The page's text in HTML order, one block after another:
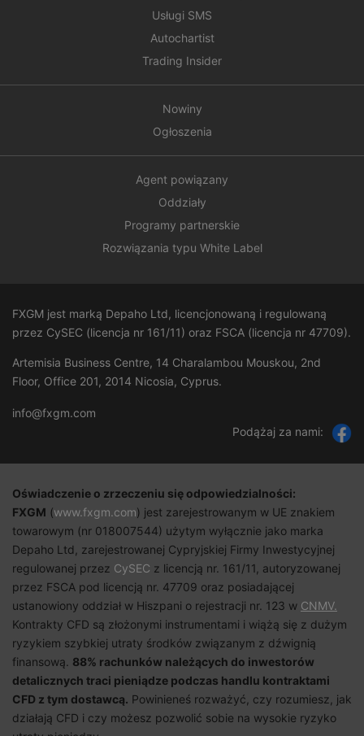
Usługi SMS
Autochartist
Trading Insider
Nowiny
Ogłoszenia
Agent powiązany
Oddziały
Programy partnerskie
Rozwiązania typu White Label
FXGM jest marką Depaho Ltd, licencjonowaną i regulowaną
przez CySEC (licencja nr 161/11) oraz FSCA (licencja nr 47709).
Artemisia Business Centre, 14 Charalambou Mouskou, 2nd
Floor, Office 201, 2014 Nicosia, Cyprus.
info@fxgm.com
Podążaj za nami:
Oświadczenie o zrzeczeniu się odpowiedzialności:
FXGM (www.fxgm.com) jest zarejestrowanym w UE znakiem
towarowym (nr 018007544) użytym wyłącznie jako marka
Depaho Ltd, zarejestrowanej Cypryjskiej Firmy Inwestycyjnej
regulowanej przez CySEC z licencją nr. 161/11, autoryzowanej
przez FSCA pod licencją nr. 47709 oraz posiadającej
ustanowiony oddział w Hiszpani o rejestracji nr. 123 w CNMV.
Kontrakty CFD są złożonymi instrumentami i wiążą się z dużym
ryzykiem szybkiej utraty środków związanym z dźwignią
finansową. 88% rachunków należących do inwestorów
detalicznych traci pieniądze podczas handlu kontraktami
CFD z tym dostawcą. Powinieneś rozważyć, czy rozumiesz, jak
działają CFD i czy możesz pozwolić sobie na wysokie ryzyko